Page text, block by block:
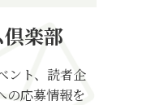
楽部
ント、読者企
の応募情報を